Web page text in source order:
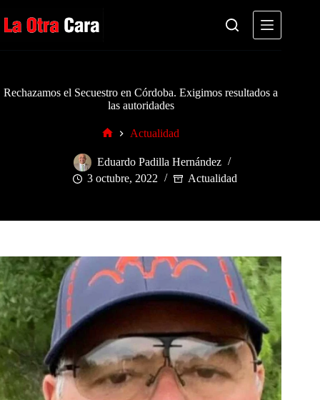
al
contenido
Rechazamos el Secuestro en Córdoba. Exigimos resultados a
las autoridades
Actualidad
Eduardo Padilla Hernández
3 octubre, 2022
Actualidad